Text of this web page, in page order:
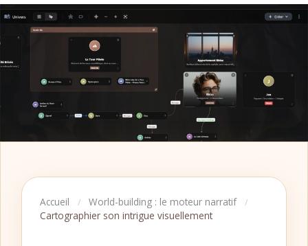
Accueil / World-building : le moteur narratif /
Cartographier son intrigue visuellement